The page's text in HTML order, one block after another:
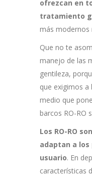
ofrezcan en
tratamiento
más modernos
Que no te
manejo de las
gentileza,
que exigimos
medio que
barcos RO-RO
Los RO-RO
adaptan a
usuario. En
características